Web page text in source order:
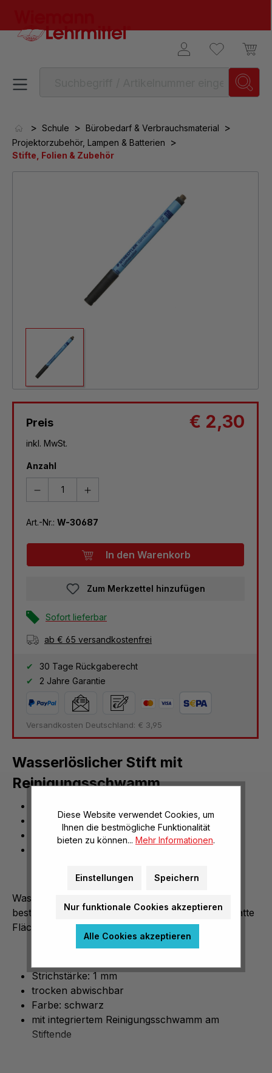
> Schule > Bürobedarf & Verbrauchsmaterial >
Projektorzubehör, Lampen & Batterien >
Stifte, Folien & Zubehör
Preis € 2,30
inkl. MwSt.
Anzahl
Art.-Nr.: W-30687
In den Warenkorb
Zum Merkzettel hinzufügen
Sofort lieferbar
ab € 65 versandkostenfrei
30 Tage Rückgaberecht
2 Jahre Garantie
Versandkosten Deutschland: € 3,95
Wasserlöslicher Stift mit
Reinigungsschwamm
trocken abwischbar
Farbe: schwarz
Wasserlöslicher Stift mit Reinigungsschwamm -
bestens geeignet für Schreibfolien und andere glatte
Flächen.
Strichstärke: 1 mm
trocken abwischbar
Farbe: schwarz
mit integriertem Reinigungsschwamm am
Stiftende
Diese Website verwendet Cookies, um
Ihnen die bestmögliche Funktionalität
bieten zu können... Mehr Informationen.
Einstellungen Speichern
Nur funktionale Cookies akzeptieren
Alle Cookies akzeptieren